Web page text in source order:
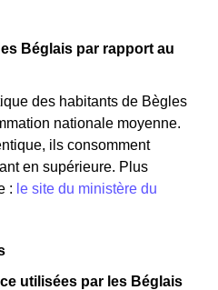
Béglais par rapport au
des habitants de Bègles
nationale moyenne.
ils consomment
en supérieure. Plus
: le site du ministère du
utilisées par les Béglais